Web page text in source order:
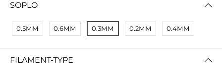
SOPLO
0.5ММ 0.6ММ 0.3ММ 0.2ММ 0.4ММ
FILAMENT-TYPE